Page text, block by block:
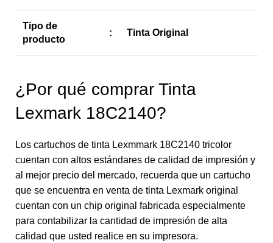
Tipo de
producto
: Tinta Original
¿Por qué comprar Tinta
Lexmark 18C2140?
Los cartuchos de tinta Lexmmark 18C2140 tricolor
cuentan con altos estándares de calidad de impresión y
al mejor precio del mercado, recuerda que un cartucho
que se encuentra en venta de tinta Lexmark original
cuentan con un chip original fabricada especialmente
para contabilizar la cantidad de impresión de alta
calidad que usted realice en su impresora.